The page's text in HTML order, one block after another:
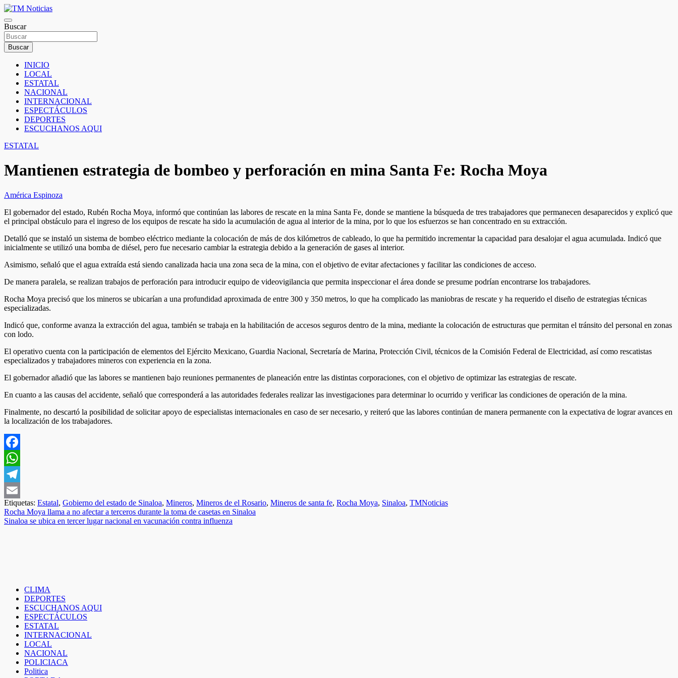
Saltar
al
contenido
TM Noticias
TM Noticias
Buscar
Buscar
INICIO
LOCAL
ESTATAL
NACIONAL
INTERNACIONAL
ESPECTÁCULOS
DEPORTES
ESCUCHANOS AQUI
ESTATAL
Mantienen estrategia de bombeo y perforación en mina Santa Fe: Rocha Moya
América Espinoza
El gobernador del estado, Rubén Rocha Moya, informó que continúan las labores de rescate en la mina Santa Fe, donde se mantiene la búsqueda de tres trabajadores que permanecen desaparecidos y explicó que
el principal obstáculo para el ingreso de los equipos de rescate ha sido la acumulación de agua al interior de la mina, por lo que los esfuerzos se han concentrado en su extracción.
Detalló que se instaló un sistema de bombeo eléctrico mediante la colocación de más de dos kilómetros de cableado, lo que ha permitido incrementar la capacidad para desalojar el agua acumulada. Indicó que
inicialmente se utilizó una bomba de diésel, pero fue necesario cambiar la estrategia debido a la generación de gases al interior.
Asimismo, señaló que el agua extraída está siendo canalizada hacia una zona seca de la mina, con el objetivo de evitar afectaciones y facilitar las condiciones de acceso.
De manera paralela, se realizan trabajos de perforación para introducir equipo de videovigilancia que permita inspeccionar el área donde se presume podrían encontrarse los trabajadores.
Rocha Moya precisó que los mineros se ubicarían a una profundidad aproximada de entre 300 y 350 metros, lo que ha complicado las maniobras de rescate y ha requerido el diseño de estrategias técnicas
especializadas.
Indicó que, conforme avanza la extracción del agua, también se trabaja en la habilitación de accesos seguros dentro de la mina, mediante la colocación de estructuras que permitan el tránsito del personal en zonas
con lodo.
El operativo cuenta con la participación de elementos del Ejército Mexicano, Guardia Nacional, Secretaría de Marina, Protección Civil, técnicos de la Comisión Federal de Electricidad, así como rescatistas
especializados y trabajadores mineros con experiencia en la zona.
El gobernador añadió que las labores se mantienen bajo reuniones permanentes de planeación entre las distintas corporaciones, con el objetivo de optimizar las estrategias de rescate.
En cuanto a las causas del accidente, señaló que corresponderá a las autoridades federales realizar las investigaciones para determinar lo ocurrido y verificar las condiciones de operación de la mina.
Finalmente, no descartó la posibilidad de solicitar apoyo de especialistas internacionales en caso de ser necesario, y reiteró que las labores continúan de manera permanente con la expectativa de lograr avances en
la localización de los trabajadores.
Facebook
WhatsApp
Telegram
Email
Etiquetas: Estatal, Gobierno del estado de Sinaloa, Mineros, Mineros de el Rosario, Mineros de santa fe, Rocha Moya, Sinaloa, TMNoticias
Navegación
de
Rocha Moya llama a no afectar a terceros durante la toma de casetas en Sinaloa
Sinaloa se ubica en tercer lugar nacional en vacunación contra influenza
CLIMA
DEPORTES
ESCUCHANOS AQUI
ESPECTÁCULOS
ESTATAL
INTERNACIONAL
LOCAL
NACIONAL
POLICIACA
Politica